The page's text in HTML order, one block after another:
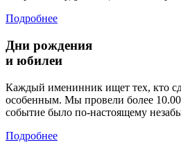
Подробнее
Дни рождения
и юбилеи
Каждый именинник ищет тех, кто
особенным. Мы провели более
событие было по-настоящему
Подробнее